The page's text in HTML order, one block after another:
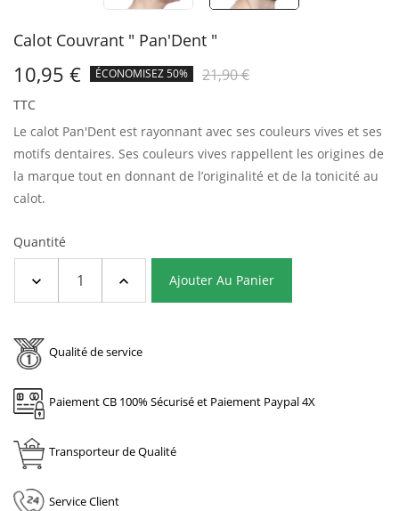
Calot Couvrant " Pan'Dent "
10,95 € ÉCONOMISEZ 50% 21,90 €
TTC
Le calot Pan'Dent est rayonnant avec ses couleurs vives et ses
motifs dentaires. Ses couleurs vives rappellent les origines de
la marque tout en donnant de l’originalité et de la tonicité au
calot.
Quantité
Ajouter Au Panier
Qualité de service
Paiement CB 100% Sécurisé et Paiement Paypal 4X
Transporteur de Qualité
Service Client